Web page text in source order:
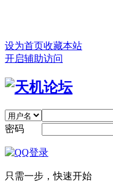
设为首页收藏本站
开启辅助访问
密码
只需一步，快速开始